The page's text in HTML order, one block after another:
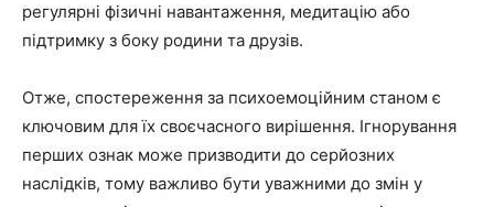
регулярні фізичні навантаження, медитацію або
підтримку з боку родини та друзів.
Отже, спостереження за психоемоційним станом є
ключовим для їх своєчасного вирішення. Ігнорування
перших ознак може призводити до серйозних
наслідків, тому важливо бути уважними до змін у